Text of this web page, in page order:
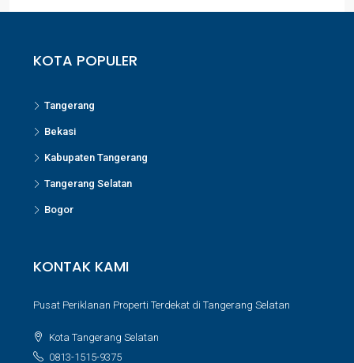
KOTA POPULER
Tangerang
Bekasi
Kabupaten Tangerang
Tangerang Selatan
Bogor
KONTAK KAMI
Pusat Periklanan Properti Terdekat di Tangerang Selatan
Kota Tangerang Selatan
0813-1515-9375